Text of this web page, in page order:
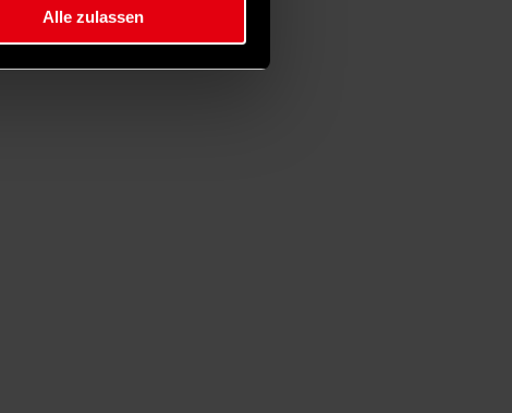
Alle zulassen